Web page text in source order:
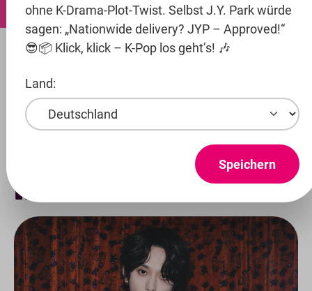
0
Artists
Black Made Corp.
Produkte ansehen
HYUNG
ohne K-Drama-Plot-Twist. Selbst J.Y. Park würde
sagen: „Nationwide delivery? JYP – Approved!“
😎📦 Klick, klick – K-Pop los geht’s! 🎶
Land:
Speichern